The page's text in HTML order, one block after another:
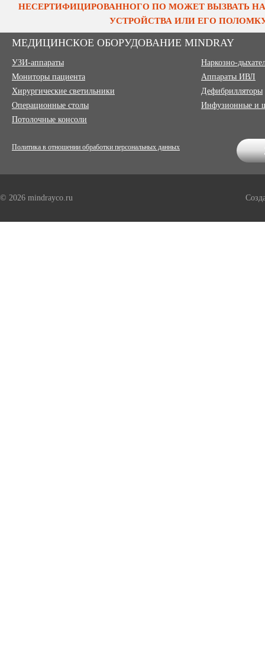
НЕСЕРТИФИЦИРОВАННОГО ПО МОЖЕТ ВЫЗВАТЬ
УСТРОЙСТВА ИЛИ ЕГО
МЕДИЦИНСКОЕ ОБОРУДОВАНИЕ MINDRAY
УЗИ-аппараты
Мониторы пациента
Хирургические светильники
Операционные столы
Потолочные консоли
Наркозно-
Аппараты ИВЛ
Дефибрилляторы
Инфузионные и
Политика в отношении обработки персональных данных
© 2026 mindrayco.ru